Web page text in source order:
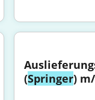
(Springer)